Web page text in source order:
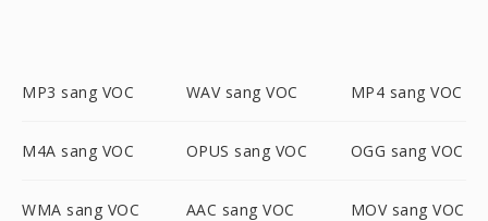
MP3 sang VOC WAV sang VOC MP4 sang VOC
M4A sang VOC OPUS sang VOC OGG sang VOC
WMA sang VOC AAC sang VOC MOV sang VOC